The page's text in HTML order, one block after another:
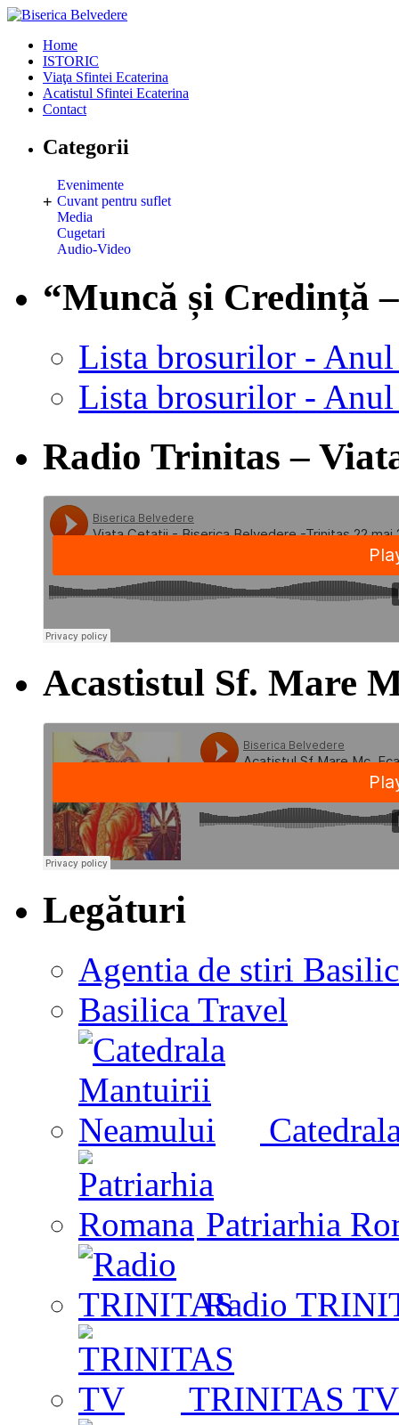
Home
ISTORIC
Viaţa Sfintei Ecaterina
Acatistul Sfintei Ecaterina
Contact
Categorii
Evenimente
+ Cuvant pentru suflet
Media
Cugetari
Audio-Video
“Muncă și Credință
Lista brosurilor -
Lista brosurilor -
Radio Trinitas –
Acastistul Sf. Mare
Legături
Agentia de stiri
Basilica Travel
Patriarhia
Radio
TRINITAS TV